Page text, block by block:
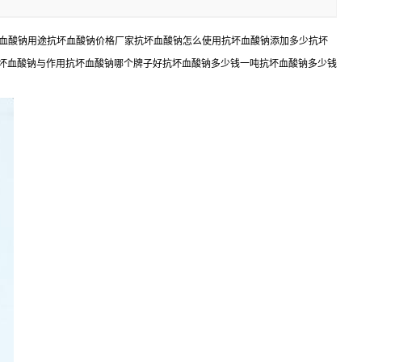
钠用途抗坏血酸钠价格厂家抗坏血酸钠怎么使用抗坏血酸钠添加多少抗坏
酸钠与作用抗坏血酸钠哪个牌子好抗坏血酸钠多少钱一吨抗坏血酸钠多少钱